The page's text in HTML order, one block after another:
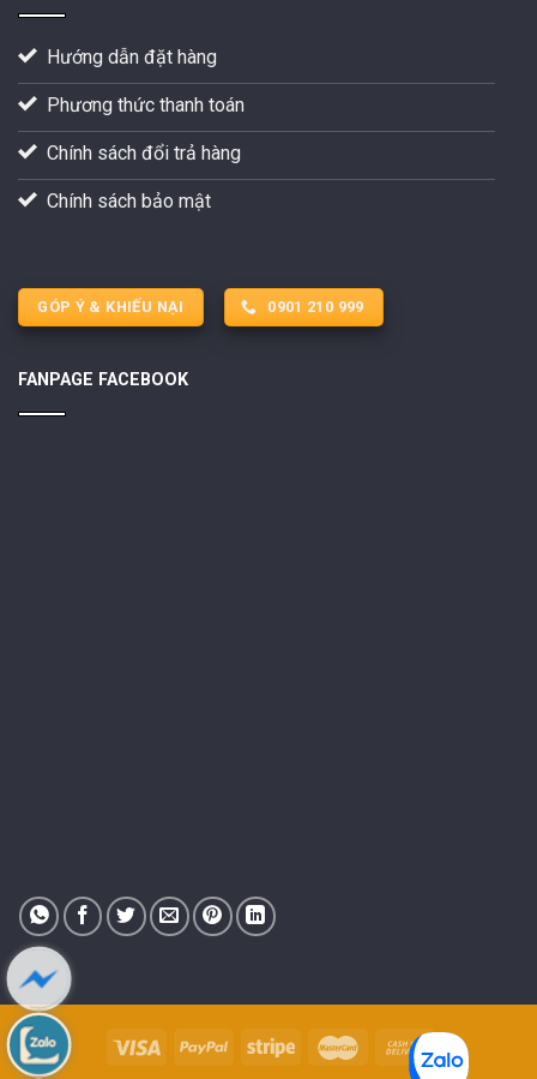
Hướng dẫn đặt hàng
Phương thức thanh toán
Chính sách đổi trả hàng
Chính sách bảo mật
GÓP Ý & KHIẾU NẠI 0901 210 999
FANPAGE FACEBOOK